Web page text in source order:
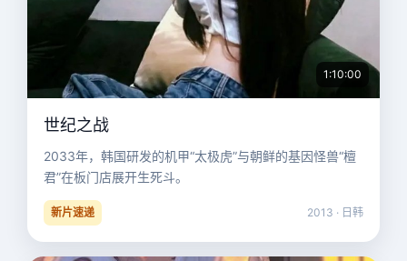
1:10:00
世纪之战
2033年，韩国研发的机甲“太极虎”与朝鲜的基因怪兽“檀
君”在板门店展开生死斗。
新片速递 2013 · 日韩